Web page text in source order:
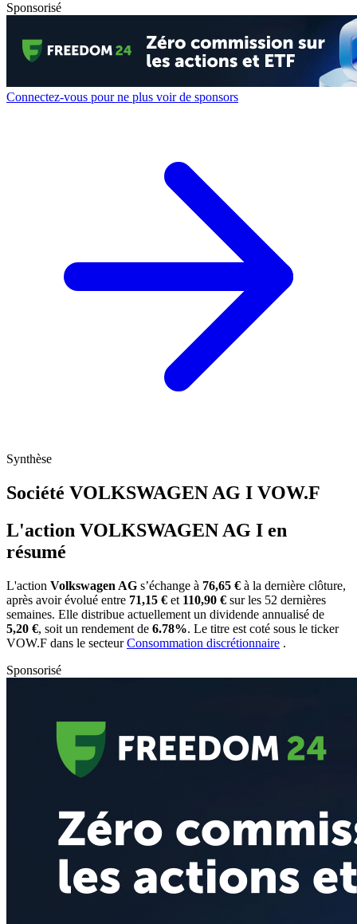
Sponsorisé
Connectez-vous pour ne plus voir de sponsors
Synthèse
Société VOLKSWAGEN AG I VOW.F
L'action VOLKSWAGEN AG I en
résumé
L'action Volkswagen AG s’échange à 76,65 € à la dernière clôture,
après avoir évolué entre 71,15 € et 110,90 € sur les 52 dernières
semaines. Elle distribue actuellement un dividende annualisé de
5,20 €, soit un rendement de 6.78%. Le titre est coté sous le ticker
VOW.F dans le secteurConsommation discrétionnaire .
Sponsorisé